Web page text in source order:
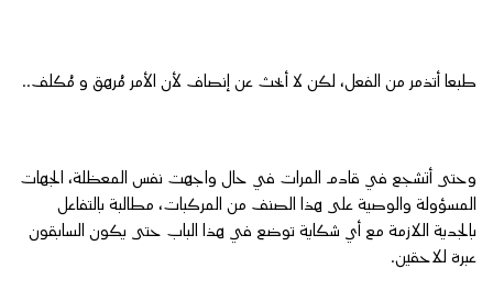
طبعا أتذمر من الفعل، لكن لا أبحث عن إنصاف لأن الأمر مُرهق و مُكلف..
وحتى أتشجع في قادم المرات في حال واجهت نفس المعظلة، الجهات
المسؤولة والوصية على هذا الصنف من المركبات، مطالبة بالتفاعل
بالجدية اللازمة مع أي شكاية توضع في هذا الباب حتى يكون السابقون
عبرة للاحقين.